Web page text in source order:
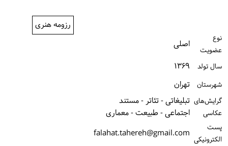
رزومه هنری
نوع
عضویت
اصلی
سال تولد ۱۳۶۹
شهرستان تهران
گرایش‌های
عکاسی
تبلیغاتی - تئاتر - مستند
اجتماعی - طبیعت - معماری
پست
الكترونیكی falahat.tahereh@gmail.com